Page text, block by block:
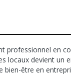
professionnel en
locaux devient un
bien-être en